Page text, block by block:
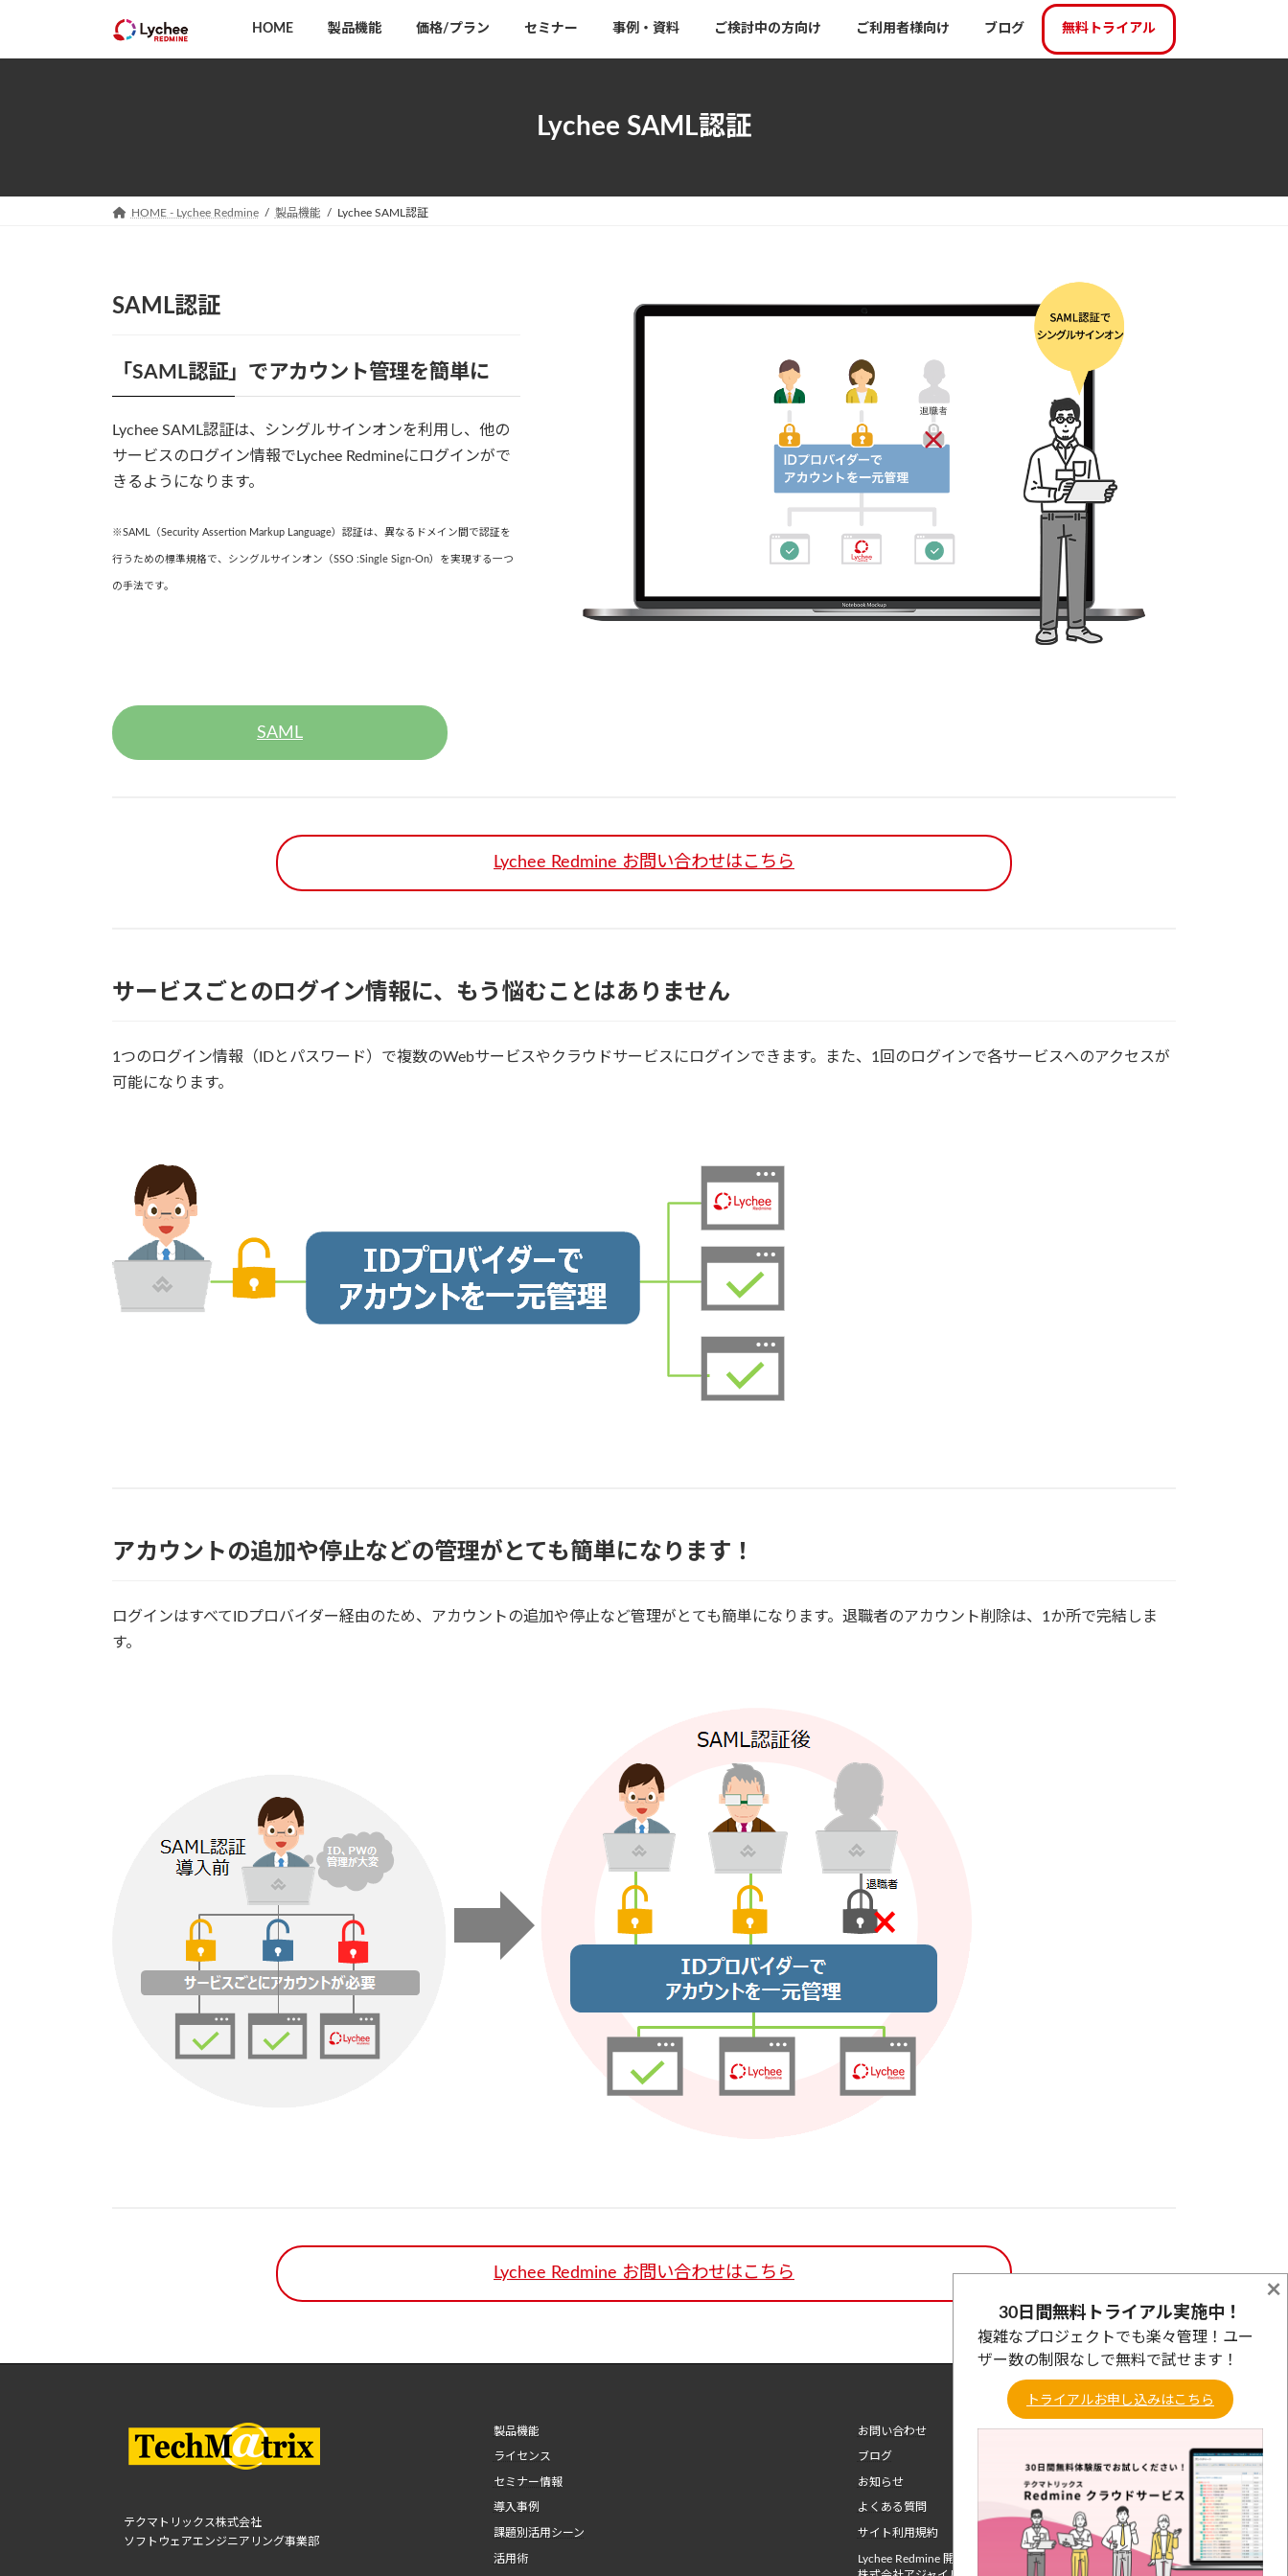
テ
ッ
ゲ
移
HOME 製品機能 価格/プラン セミナー 事例・資料 ご検討中の方向け ご利用者様向け ブログ 無料トライアル
Lychee SAML認証
HOME - Lychee Redmine 製品機能 Lychee SAML認証
SAML認証
「SAML認証」でアカウント管理を簡単に
Lychee SAML認証は、シングルサインオンを利用し、他の
サービスのログイン情報でLychee Redmineにログインがで
きるようになります。
※SAML（Security Assertion Markup Language）認証は、異なるドメイン間で認証を
行うための標準規格で、シングルサインオン（SSO :Single Sign-On）を実現する一つ
の手法です。
SAML
Lychee Redmine お問い合わせはこちら
サービスごとのログイン情報に、もう悩むことはありません
1つのログイン情報（IDとパスワード）で複数のWebサービスやクラウドサービスにログインできます。また、1回のログインで各サービスへのアクセスが
可能になります。
アカウントの追加や停止などの管理がとても簡単になります！
ログインはすべてIDプロバイダー経由のため、アカウントの追加や停止など管理がとても簡単になります。退職者のアカウント削除は、1か所で完結しま
す。
Lychee Redmine お問い合わせはこちら
テクマトリックス株式会社
ソフトウェアエンジニアリング事業部
製品機能
ライセンス
セミナー情報
導入事例
課題別活用シーン
活用術
お問い合わせ
ブログ
お知らせ
よくある質問
サイト利用規約
Lychee Redmine 開発元
30日間無料トライアル実施中！
複雑なプロジェクトでも楽々管理！ユー
ザー数の制限なしで無料で試せます！
トライアルお申し込みはこちら
×